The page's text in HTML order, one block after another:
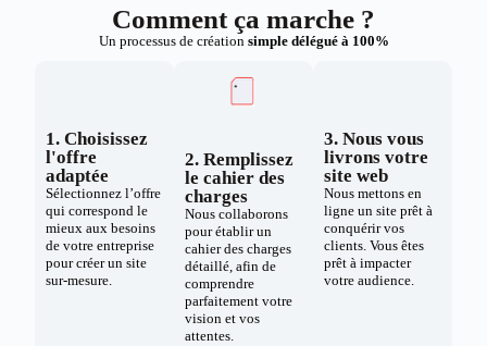
Comment ça marche ?
Un processus de création simple délégué à 100%
1. Choisissez
l'offre
adaptée
Sélectionnez l’offre
qui correspond le
mieux aux besoins
de votre entreprise
pour créer un site
sur-mesure.
2. Remplissez
le cahier des
charges
Nous collaborons
pour établir un
cahier des charges
détaillé, afin de
comprendre
parfaitement votre
vision et vos
attentes.
3. Nous vous
livrons votre
site web
Nous mettons en
ligne un site prêt à
conquérir vos
clients. Vous êtes
prêt à impacter
votre audience.